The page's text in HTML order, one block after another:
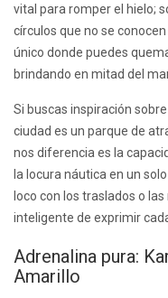
vital para romper el hielo;
círculos que no se
único donde puedes
brindando en mitad del
Si buscas inspiración
ciudad es un parque de
nos diferencia es la
la locura náutica en un
loco con los traslados o
inteligente de exprimir
Adrenalina pura:
Amarillo